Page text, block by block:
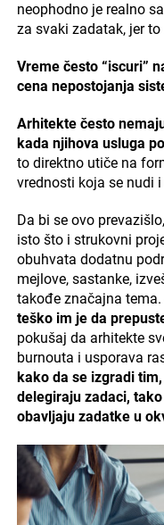
neophodno je realno
za svaki zadatak, jer
Vreme često “iscuri”
cena nepostojanja
Arhitekte često
kada njihova usluga
to direktno utiče na
vrednosti koja se nudi
Da bi se ovo
isto što i strukovni
obuhvata dodatnu
mejlove, sastanke,
takođe značajna tema.
teško im je da
pokušaj da arhitekte
burnouta i usporava
kako da se izgradi
delegiraju zadaci,
obavljaju zadatke u